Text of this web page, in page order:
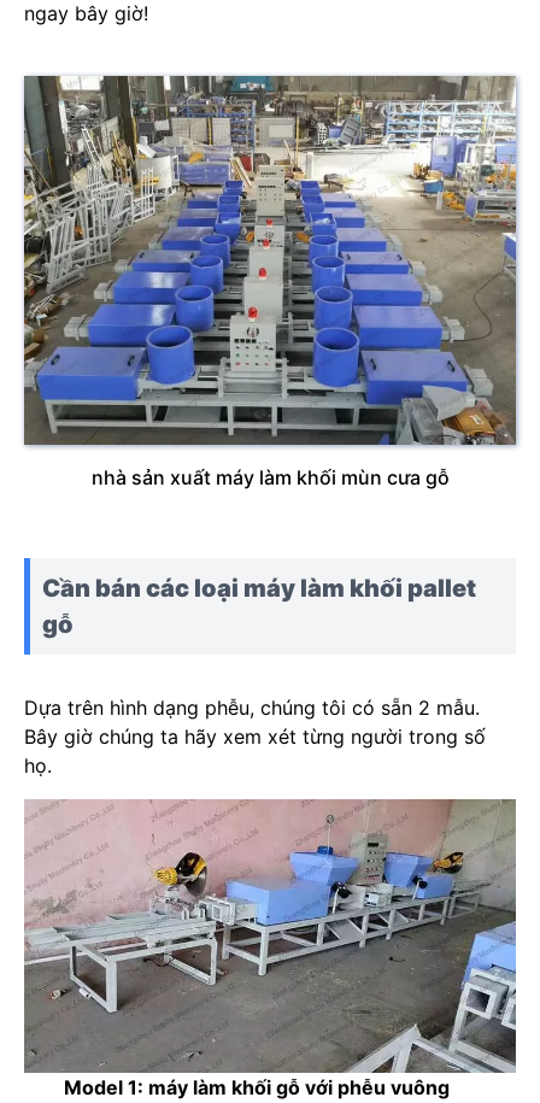
ngay bây giờ!
nhà sản xuất máy làm khối mùn cưa gỗ
Cần bán các loại máy làm khối pallet
gỗ
Dựa trên hình dạng phễu, chúng tôi có sẵn 2 mẫu.
Bây giờ chúng ta hãy xem xét từng người trong số
họ.
Model 1: máy làm khối gỗ với phễu vuông